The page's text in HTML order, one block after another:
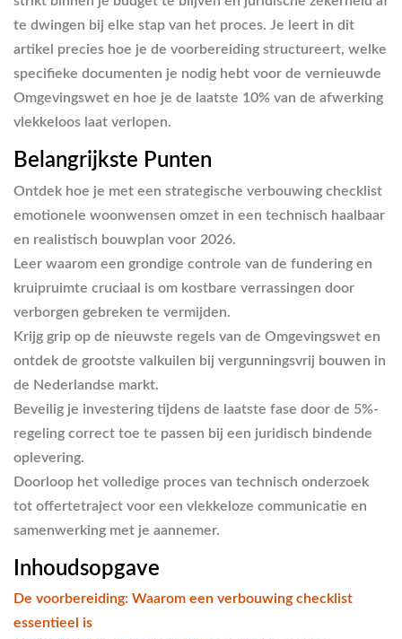
te dwingen bij elke stap van het proces. Je leert in dit
artikel precies hoe je de voorbereiding structureert, welke
specifieke documenten je nodig hebt voor de vernieuwde
Omgevingswet en hoe je de laatste 10% van de afwerking
vlekkeloos laat verlopen.
Belangrijkste Punten
Ontdek hoe je met een strategische verbouwing checklist
emotionele woonwensen omzet in een technisch haalbaar
en realistisch bouwplan voor 2026.
Leer waarom een grondige controle van de fundering en
kruipruimte cruciaal is om kostbare verrassingen door
verborgen gebreken te vermijden.
Krijg grip op de nieuwste regels van de Omgevingswet en
ontdek de grootste valkuilen bij vergunningsvrij bouwen in
de Nederlandse markt.
Beveilig je investering tijdens de laatste fase door de 5%-
regeling correct toe te passen bij een juridisch bindende
oplevering.
Doorloop het volledige proces van technisch onderzoek
tot offertetraject voor een vlekkeloze communicatie en
samenwerking met je aannemer.
Inhoudsopgave
De voorbereiding: Waarom een verbouwing checklist
essentieel is